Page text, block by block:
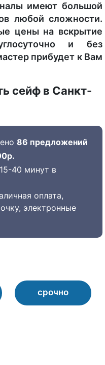
имеют большой
любой сложности.
цены на вскрытие
и без
прибудет к Вам
сейф в Санкт-
86 предложений
15-40 минут в
оплата,
электронные
срочно